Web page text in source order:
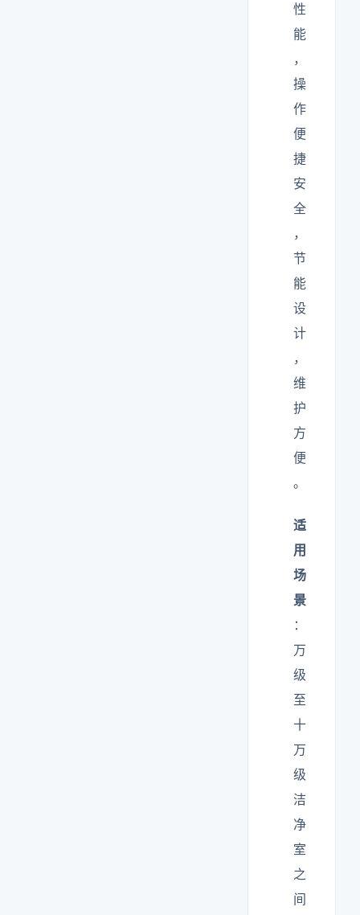
性
能
，
操
作
便
捷
安
全
，
节
能
设
计
，
维
护
方
便
。
适
用
场
景
：
万
级
至
十
万
级
洁
净
室
之
间